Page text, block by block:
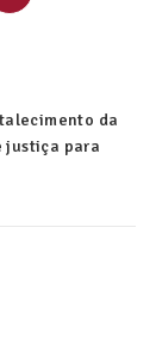
da
justiça para